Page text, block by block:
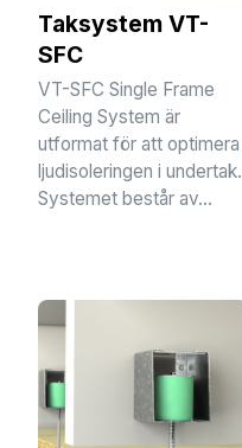
Taksystem VT-
SFC
VT-SFC Single Frame
Ceiling System är
utformat för att optimera
ljudisoleringen i undertak.
Systemet består av...